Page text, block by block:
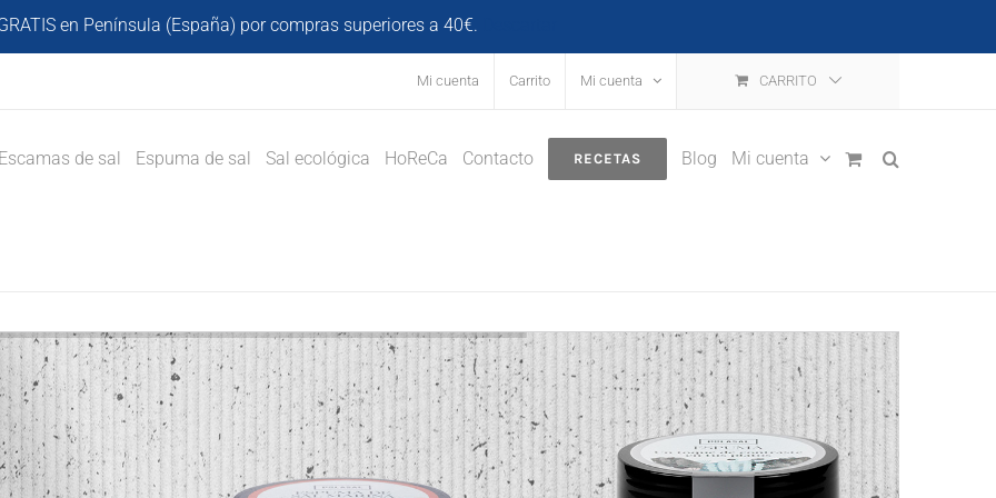
en Península (España) por compras superiores a 40€.
Mi cuenta Carrito Mi cuenta CARRITO
Escamas de sal Espuma de sal Sal ecológica HoReCa Contacto RECETAS Blog Mi cuenta